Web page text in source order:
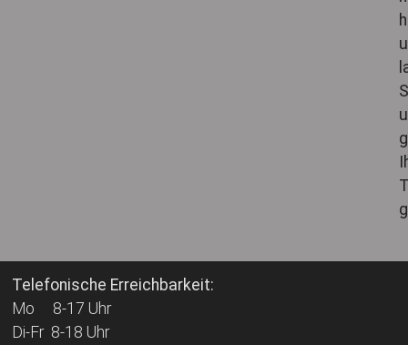
Telefonische Erreichbarkeit:
Mo 8-17 Uhr
Di-Fr 8-18 Uhr